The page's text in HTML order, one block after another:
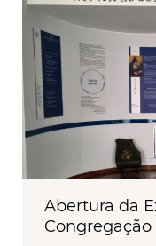
Abertura da
Congregação